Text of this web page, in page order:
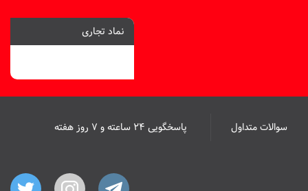
نماد تجاری
سوالات متداول پاسخگویی ۲۴ ساعته و ۷ روز هفته